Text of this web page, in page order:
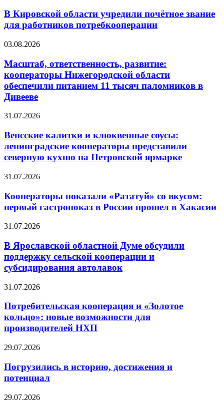
В Кировской области учредили почётное звание
для работников потребкооперации
03.08.2026
Масштаб, ответственность, развитие:
кооператоры Нижегородской области
обеспечили питанием 11 тысяч паломников в
Дивееве
31.07.2026
Вепсские калитки и клюквенные соусы:
ленинградские кооператоры представили
северную кухню на Петровской ярмарке
31.07.2026
Кооператоры показали «Рататуй» со вкусом:
первый гастропоказ в России прошел в Хакасии
31.07.2026
В Ярославской областной Думе обсудили
поддержку сельской кооперации и
субсидирования автолавок
31.07.2026
Потребительская кооперация и «Золотое
кольцо»: новые возможности для
производителей НХП
29.07.2026
Погрузились в историю, достижения и
потенциал
29.07.2026